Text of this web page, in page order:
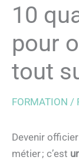
10
pour
tout
FORMATION /
Devenir
métier ; c’est